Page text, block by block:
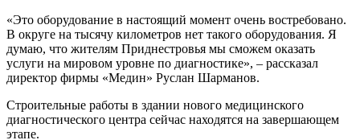
«Это оборудование в настоящий момент очень востребовано.
В округе на тысячу километров нет такого оборудования. Я
думаю, что жителям Приднестровья мы сможем оказать
услуги на мировом уровне по диагностике», – рассказал
директор фирмы «Медин» Руслан Шарманов.
Строительные работы в здании нового медицинского
диагностического центра сейчас находятся на завершающем
этапе.